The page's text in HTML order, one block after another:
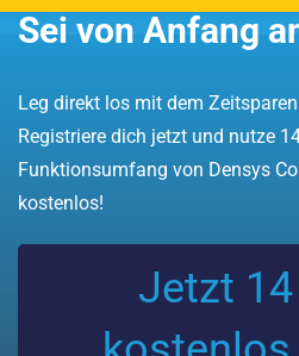
Sei von Anfang
Leg direkt los mit dem
Registriere dich jetzt und nutze
Funktionsumfang von Densys
kostenlos!
Jetzt 14